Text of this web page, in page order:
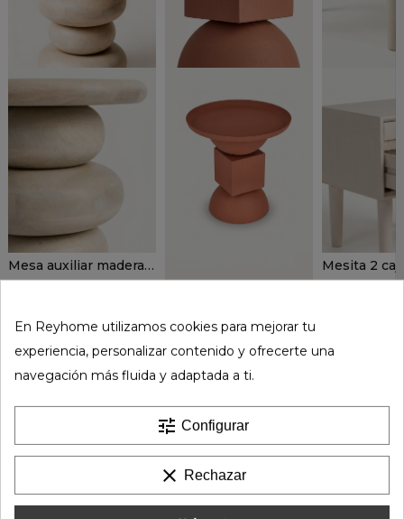
Mesa auxiliar madera mango KORVEN
289,00 € 216,75 €
Mesa auxiliar MAREN
185,00 € 117,94 €
199,00 €
En Reyhome utilizamos cookies para mejorar tu
experiencia, personalizar contenido y ofrecerte una
navegación más fluida y adaptada a ti.
tune Configurar
clear Rechazar